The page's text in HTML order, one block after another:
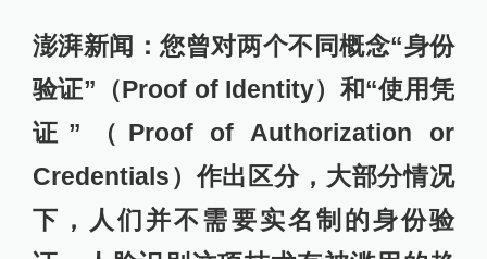
澎湃新闻：您曾对两个不同概念“身份
验证”（Proof of Identity）和“使用凭
证”（Proof of Authorization or
Credentials）作出区分，大部分情况
下，人们并不需要实名制的身份验